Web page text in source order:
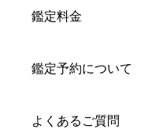
鑑定料金
鑑定予約について
よくあるご質問